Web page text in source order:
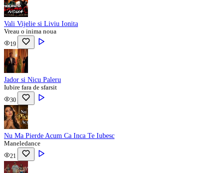
Vali Vijelie si Liviu Ionita
Vreau o inima noua
19
Jador si Nicu Paleru
Iubire fara de sfarsit
30
Nu Ma Pierde Acum Ca Inca Te Iubesc
Maneledance
21